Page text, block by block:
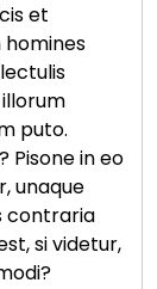
et
homines
puto.
Pisone in eo
unaque
contraria
si videtur,